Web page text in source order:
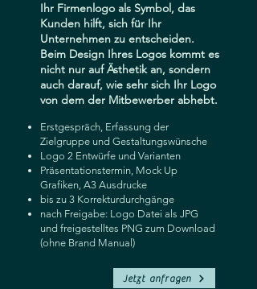
Ihr Firmenlogo als Symbol, das
Kunden hilft, sich für Ihr
Unternehmen zu entscheiden.
Beim Design Ihres Logos kommt es
nicht nur auf Ästhetik an, sondern
auch darauf, wie sehr sich Ihr Logo
von dem der Mitbewerber abhebt.
Erstgespräch, Erfassung der
Zielgruppe und Gestaltungswünsche
Logo 2 Entwürfe und Varianten
Präsentationstermin, Mock Up
Grafiken, A3 Ausdrucke
bis zu 3 Korrekturdurchgänge
nach Freigabe: Logo Datei als JPG
und freigestelltes PNG zum Download
(ohne Brand Manual)
Jetzt anfragen